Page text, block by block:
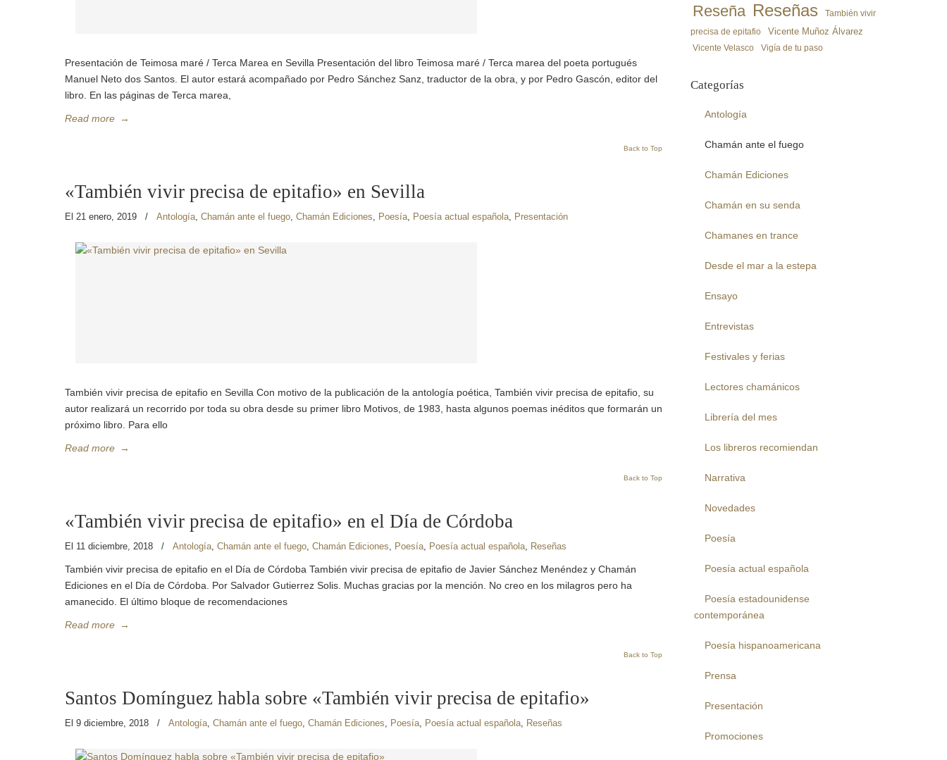
Presentación de Teimosa maré / Terca Marea en Sevilla Presentación del libro Teimosa maré / Terca marea del poeta portugués
Manuel Neto dos Santos. El autor estará acompañado por Pedro Sánchez Sanz, traductor de la obra, y por Pedro Gascón, editor del
libro. En las páginas de Terca marea,
Read more →
Back to Top
«También vivir precisa de epitafio» en Sevilla
El 21 enero, 2019 / Antología, Chamán ante el fuego, Chamán Ediciones, Poesía, Poesía actual española, Presentación
También vivir precisa de epitafio en Sevilla Con motivo de la publicación de la antología poética, También vivir precisa de epitafio, su
autor realizará un recorrido por toda su obra desde su primer libro Motivos, de 1983, hasta algunos poemas inéditos que formarán un
próximo libro. Para ello
Read more →
Back to Top
«También vivir precisa de epitafio» en el Día de Córdoba
El 11 diciembre, 2018 / Antología, Chamán ante el fuego, Chamán Ediciones, Poesía, Poesía actual española, Reseñas
También vivir precisa de epitafio en el Día de Córdoba También vivir precisa de epitafio de Javier Sánchez Menéndez y Chamán
Ediciones en el Día de Córdoba. Por Salvador Gutierrez Solis. Muchas gracias por la mención. No creo en los milagros pero ha
amanecido. El último bloque de recomendaciones
Read more →
Back to Top
Santos Domínguez habla sobre «También vivir precisa de epitafio»
El 9 diciembre, 2018 / Antología, Chamán ante el fuego, Chamán Ediciones, Poesía, Poesía actual española, Reseñas
Reseña Reseñas
También vivir
precisa de epitafio
Vicente Muñoz Álvarez
Vicente Velasco
Vigía de tu paso
Categorías
Antología
Chamán ante el fuego
Chamán Ediciones
Chamán en su senda
Chamanes en trance
Desde el mar a la estepa
Ensayo
Entrevistas
Festivales y ferias
Lectores chamánicos
Librería del mes
Los libreros recomiendan
Narrativa
Novedades
Poesía
Poesía actual española
Poesía estadounidense
contemporánea
Poesía hispanoamericana
Prensa
Presentación
Promociones